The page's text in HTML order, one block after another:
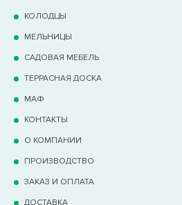
КОЛОДЦЫ
МЕЛЬНИЦЫ
САДОВАЯ МЕБЕЛЬ
ТЕРРАCНАЯ ДОСКА
МАФ
КОНТАКТЫ
О КОМПАНИИ
ПРОИЗВОДСТВО
ЗАКАЗ И ОПЛАТА
ДОСТАВКА